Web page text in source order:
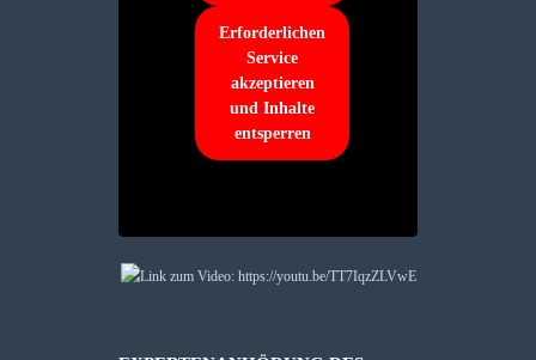
Erforderlichen
Service
akzeptieren
und Inhalte
entsperren